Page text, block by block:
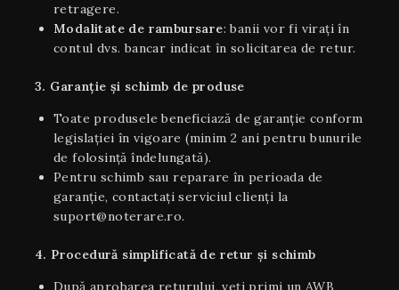
retragere.
Modalitate de rambursare: banii vor fi virați în
contul dvs. bancar indicat în solicitarea de retur.
3. Garanție și schimb de produse
Toate produsele beneficiază de garanție conform
legislației în vigoare (minim 2 ani pentru bunurile
de folosință îndelungată).
Pentru schimb sau reparare în perioada de
garanție, contactați serviciul clienți la
suport@noterare.ro.
4. Procedură simplificată de retur și schimb
După aprobarea returului, veți primi un AWB